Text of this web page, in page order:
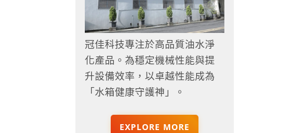
冠佳科技專注於高品質油水淨
化產品。為穩定機械性能與提
升設備效率，以卓越性能成為
「水箱健康守護神」。
EXPLORE MORE